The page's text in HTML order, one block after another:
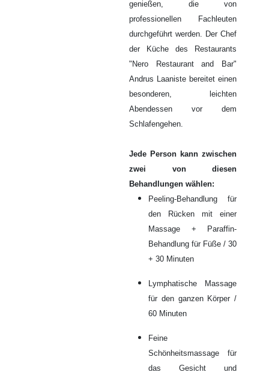
genießen, die von
professionellen Fachleuten
durchgeführt werden. Der Chef
der Küche des Restaurants
"Nero Restaurant and Bar"
Andrus Laaniste bereitet einen
besonderen, leichten
Abendessen vor dem
Schlafengehen.
Jede Person kann zwischen
zwei von diesen
Behandlungen wählen:
Peeling-Behandlung für
den Rücken mit einer
Massage + Paraffin-
Behandlung für Füße / 30
+ 30 Minuten
Lymphatische Massage
für den ganzen Körper /
60 Minuten
Feine
Schönheitsmassage für
das Gesicht und